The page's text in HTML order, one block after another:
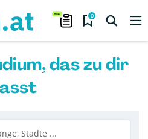
0
das zu dir